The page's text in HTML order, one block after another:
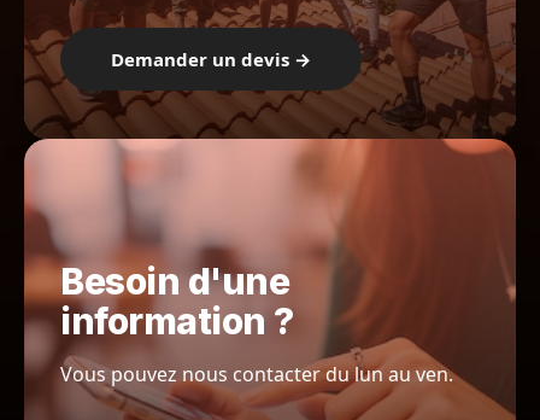
Demander un devis →
Besoin d'une
information ?
Vous pouvez nous contacter du lun au ven.